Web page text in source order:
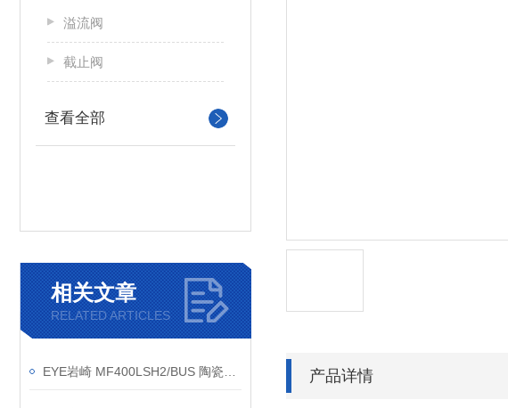
溢流阀
截止阀
查看全部
相关文章
RELATED ARTICLES
产品详情